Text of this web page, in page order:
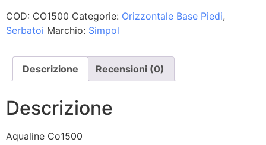
COD: CO1500 Categorie: Orizzontale Base Piedi,
Serbatoi Marchio: Simpol
Descrizione Recensioni (0)
Descrizione
Aqualine Co1500